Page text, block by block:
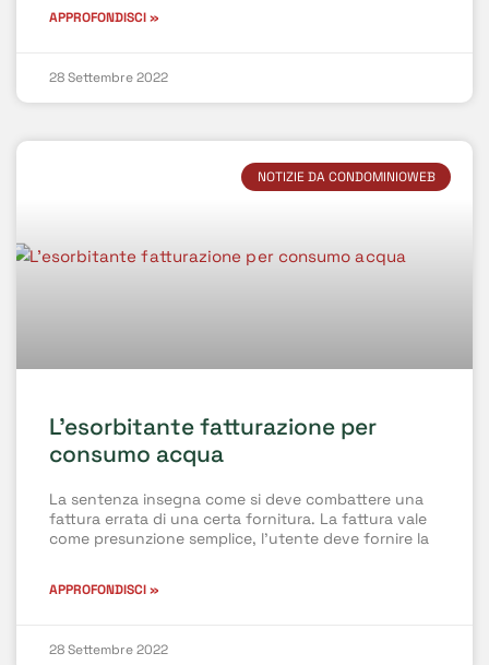
APPROFONDISCI »
28 Settembre 2022
NOTIZIE DA CONDOMINIOWEB
L’esorbitante fatturazione per
consumo acqua
La sentenza insegna come si deve combattere una
fattura errata di una certa fornitura. La fattura vale
come presunzione semplice, l’utente deve fornire la
APPROFONDISCI »
28 Settembre 2022